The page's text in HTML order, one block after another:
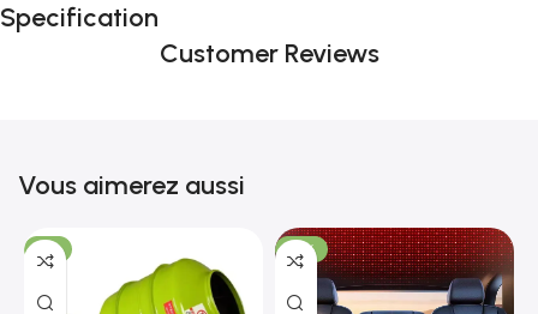
Specification
Customer Reviews
Vous aimerez aussi
-7% -18%